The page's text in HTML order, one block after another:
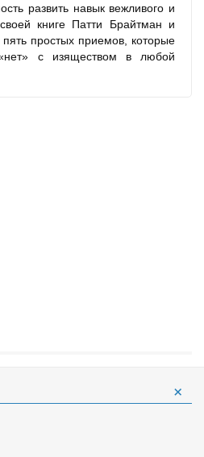
развить навык вежливого и
книге Патти Брайтман и
простых приемов, которые
с изяществом в любой